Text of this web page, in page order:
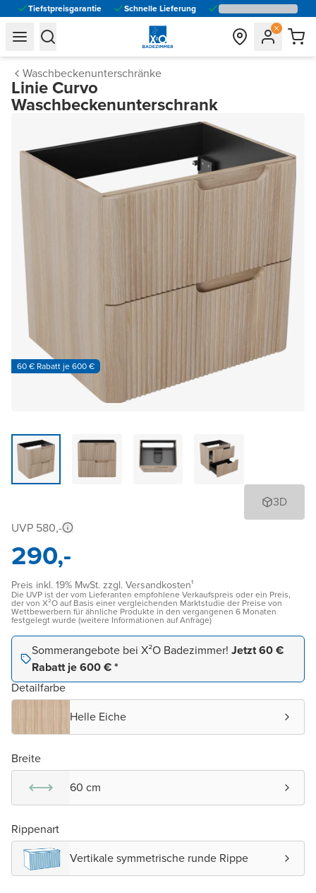
Tiefstpreisgarantie Schnelle Lieferung
general.navigation.toggle_menu.label
general.navigation.toggle_menu.label
Waschbeckenunterschränke
Linie Curvo
Waschbeckenunterschrank
60 € Rabatt je 600 €
3D
UVP 580,-
290,-
Preis inkl. 19% MwSt. zzgl. Versandkosten¹
Die UVP ist der vom Lieferanten empfohlene Verkaufspreis oder ein Preis,
der von X²O auf Basis einer vergleichenden Marktstudie der Preise von
Wettbewerbern für ähnliche Produkte in den vergangenen 6 Monaten
festgelegt wurde (weitere Informationen auf Anfrage)
Sommerangebote bei X²O Badezimmer! Jetzt 60 €
Rabatt je 600 € *
Detailfarbe
Helle Eiche
Breite
60 cm
Rippenart
Vertikale symmetrische runde Rippe